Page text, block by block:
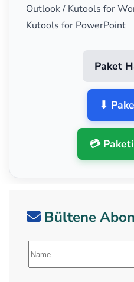
Outlook / Kutools for
Kutools for PowerPoint
Paket
⬇
💳
Bültene